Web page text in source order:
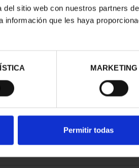
sitio web con nuestros partners de
información que les haya
MARKETING
Permitir todas